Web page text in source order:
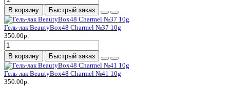
В корзину Быстрый заказ
Гель-лак BeautyBox48 Charmel №37 10g
350.00р.
В корзину Быстрый заказ
Гель-лак BeautyBox48 Charmel №41 10g
350.00р.